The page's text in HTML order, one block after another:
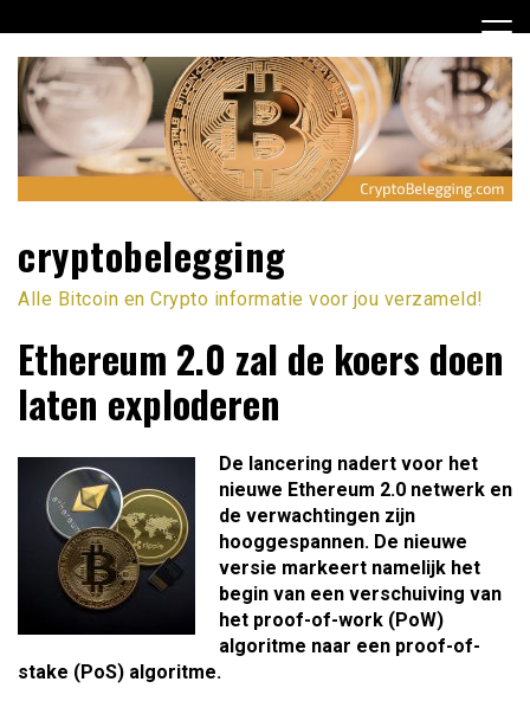
naar
inhoud
cryptobelegging
Alle Bitcoin en Crypto informatie voor jou verzameld!
Ethereum 2.0 zal de koers doen
laten exploderen
De lancering nadert voor het
nieuwe Ethereum 2.0 netwerk en
de verwachtingen zijn
hooggespannen. De nieuwe
versie markeert namelijk het
begin van een verschuiving van
het proof-of-work (PoW)
algoritme naar een proof-of-
stake (PoS) algoritme.